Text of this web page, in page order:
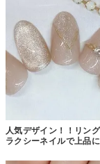
人気デザイン！！リン
ラクシーネイルで上品